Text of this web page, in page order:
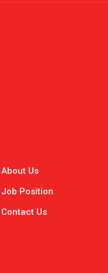
About Us
Job Position
Contact Us